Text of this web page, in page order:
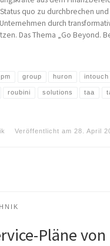
quo zu durchbrechen
durch
Das Thema „Go Beyond.
group huron intouch
roubini solutions taa
Veröffentlicht am 28. April
Pläne von